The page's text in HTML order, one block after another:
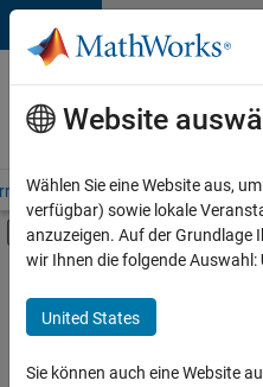
Weiter zum Inhalt
Karriere
bei
MathWorks
– Übersicht Stellensuche
Umschaltung für
Hauptinhalt
Customer Support
Education Sales
Inside Sales
+8
Website
Wählen Sie eine Website aus,
verfügbar) sowie lokale
anzuzeigen. Auf der Grundlage
wir Ihnen die folgende Auswahl:
United States
Sie können auch eine Website